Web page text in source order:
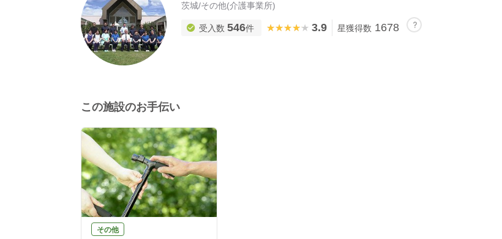
茨城/その他(介護事業所)
受入数 546件 ★★★★★
★★★★★ 3.9 星獲得数 1678
この施設のお手伝い
その他